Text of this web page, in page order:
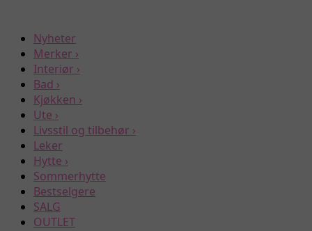
Nyheter
Merker ›
Interiør ›
Bad ›
Kjøkken ›
Ute ›
Livsstil og tilbehør ›
Leker
Hytte ›
Sommerhytte
Bestselgere
SALG
OUTLET